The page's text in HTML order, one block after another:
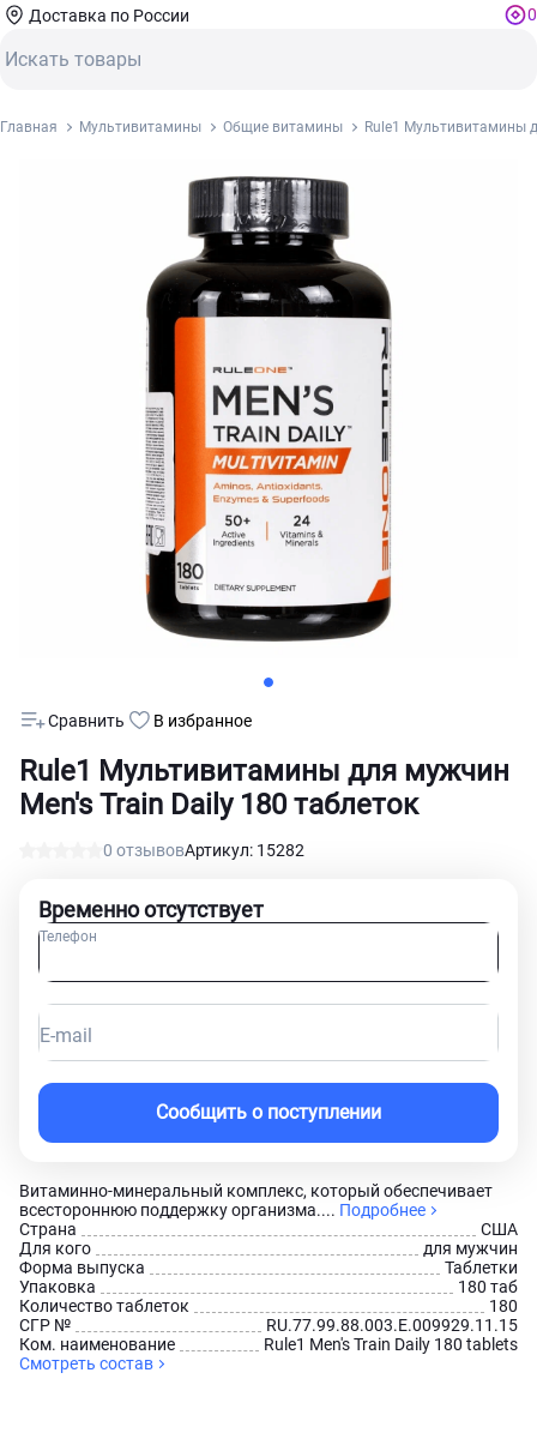
Доставка по России 0
Главная Мультивитамины Общие витамины Rule1 Мультивитамины
Rule1 Мультивитамины для мужчин
Men's Train Daily 180 таблеток
0 отзывовАртикул: 15282
Сравнить В избранное
Витаминно-минеральный комплекс, который обеспечивает
всестороннюю поддержку организма.... Подробнее
Страна
США
Для кого
для мужчин
Форма выпуска
Таблетки
Упаковка
180 таб
Количество таблеток
180
СГР №
RU.77.99.88.003.E.009929.11.15
Ком. наименование
Rule1 Men's Train Daily 180 tablets
Смотреть состав
Временно отсутствует
Телефон
E-mail
Сообщить о поступлении